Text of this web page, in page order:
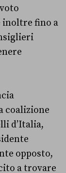
inoltre fino a
coalizione
d’Italia,
opposto,
a trovare